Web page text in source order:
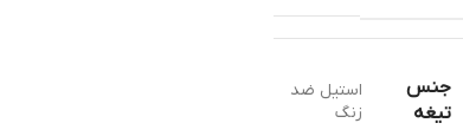
جنس
تیغه
استيل ضد
زنگ